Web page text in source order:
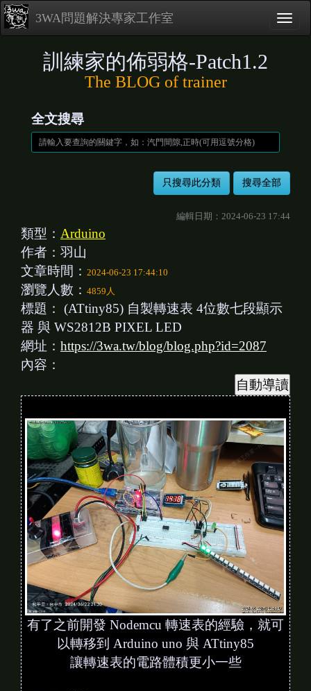
3WA問題解決專家工作室
訓練家的佈弱格-Patch1.2
The BLOG of trainer
全文搜尋
編輯日期：2024-06-23 17:44
類型： Arduino
作者：羽山
文章時間： 2024-06-23 17:44:10
瀏覽人數： 4859人
標題： (ATtiny85) 自製轉速表 4位數七段顯示
器 與 WS2812B PIXEL LED
網址： https://3wa.tw/blog/blog.php?id=2087
內容：
有了之前開發 Nodemcu 轉速表的經驗，就可
以轉移到 Arduino uno 與 ATtiny85
讓轉速表的電路體積更小一些